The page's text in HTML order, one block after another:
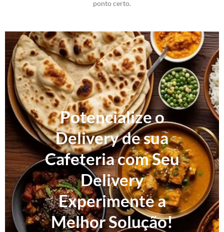
ponto certo.
Potencialize o
Delivery de sua
Cafeteria com Seu
Delivery
Experimente a
Melhor Solução!